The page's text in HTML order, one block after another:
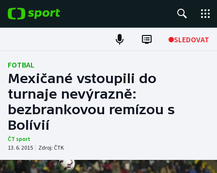
SLEDOVAT
Fotbal
Hokej
Tenis
Atletika
FOTBAL
Mexičané vstoupili do
turnaje nevýrazně:
bezbrankovou remízou s
Bolívií
ČT sport
13. 6. 2015 | Zdroj: ČTK